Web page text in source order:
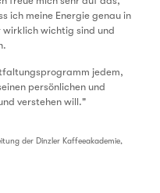
ich meine Energie genau in
wirklich wichtig sind und
jedem,
persönlichen und
verstehen will."
der Dinzler Kaffeeakademie,